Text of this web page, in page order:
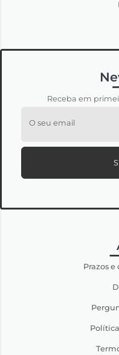
Receba em
O seu email
Prazos